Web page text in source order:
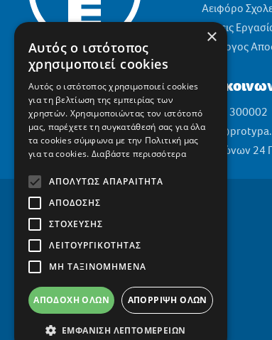
Αειφόρο
Θέσεις
Σύλλογος
2310 300002
Ελαιώνων
×
Αυτός ο ιστότοπος
χρησιμοποιεί cookies
Αυτός ο ιστότοπος χρησιμοποιεί cookies
για τη βελτίωση της εμπειρίας των
χρηστών. Χρησιμοποιώντας τον ιστότοπό
μας, παρέχετε τη συγκατάθεσή σας για όλα
τα cookies σύμφωνα με την Πολιτική μας
για τα cookies. Διαβάστε περισσότερα
ΑΠΟΛΎΤΩΣ ΑΠΑΡΑΊΤΗΤΑ
ΑΠΌΔΟΣΗΣ
ΣΤΌΧΕΥΣΗΣ
ΛΕΙΤΟΥΡΓΙΚΌΤΗΤΑΣ
ΜΗ ΤΑΞΙΝΟΜΗΜΈΝΑ
ΑΠΟΔΟΧΉ ΌΛΩΝ ΑΠΌΡΡΙΨΗ ΌΛΩΝ
ΕΜΦΆΝΙΣΗ ΛΕΠΤΟΜΕΡΕΙΏΝ